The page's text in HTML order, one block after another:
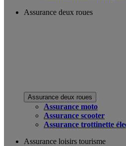
Assurance deux roues
Assurance deux roues
Assurance moto
Assurance scooter
Assurance trottinette
Assurance loisirs tourisme